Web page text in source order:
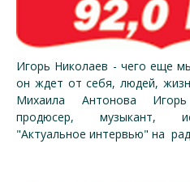
Игорь Николаев - чего еще
он ждет от себя, людей,
Михаила Антонова
продюсер, музыкант,
"Актуальное интервью" на